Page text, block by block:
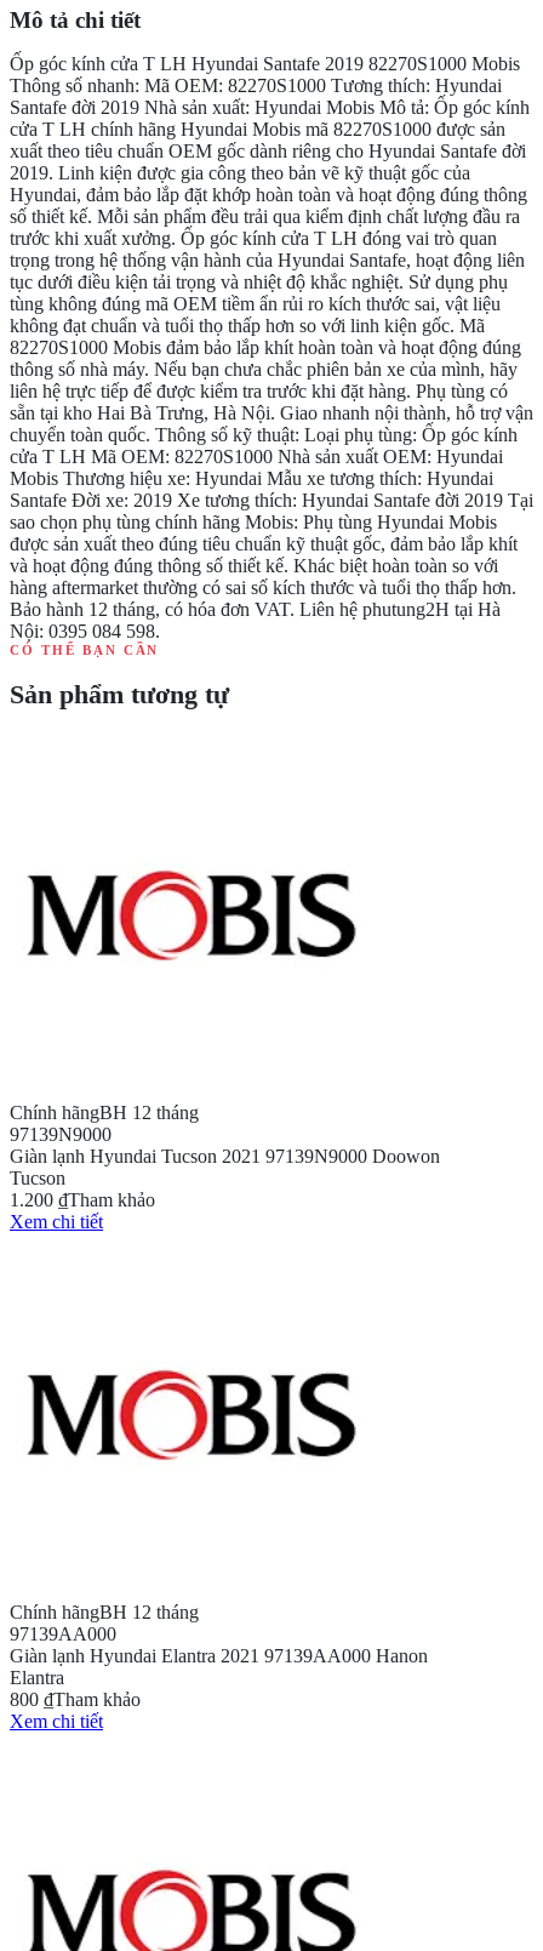
Mô tả chi tiết
Ốp góc kính cửa T LH Hyundai Santafe 2019 82270S1000 Mobis
Thông số nhanh: Mã OEM: 82270S1000 Tương thích: Hyundai
Santafe đời 2019 Nhà sản xuất: Hyundai Mobis Mô tả: Ốp góc kính
cửa T LH chính hãng Hyundai Mobis mã 82270S1000 được sản
xuất theo tiêu chuẩn OEM gốc dành riêng cho Hyundai Santafe đời
2019. Linh kiện được gia công theo bản vẽ kỹ thuật gốc của
Hyundai, đảm bảo lắp đặt khớp hoàn toàn và hoạt động đúng thông
số thiết kế. Mỗi sản phẩm đều trải qua kiểm định chất lượng đầu ra
trước khi xuất xưởng. Ốp góc kính cửa T LH đóng vai trò quan
trọng trong hệ thống vận hành của Hyundai Santafe, hoạt động liên
tục dưới điều kiện tải trọng và nhiệt độ khắc nghiệt. Sử dụng phụ
tùng không đúng mã OEM tiềm ẩn rủi ro kích thước sai, vật liệu
không đạt chuẩn và tuổi thọ thấp hơn so với linh kiện gốc. Mã
82270S1000 Mobis đảm bảo lắp khít hoàn toàn và hoạt động đúng
thông số nhà máy. Nếu bạn chưa chắc phiên bản xe của mình, hãy
liên hệ trực tiếp để được kiểm tra trước khi đặt hàng. Phụ tùng có
sẵn tại kho Hai Bà Trưng, Hà Nội. Giao nhanh nội thành, hỗ trợ vận
chuyển toàn quốc. Thông số kỹ thuật: Loại phụ tùng: Ốp góc kính
cửa T LH Mã OEM: 82270S1000 Nhà sản xuất OEM: Hyundai
Mobis Thương hiệu xe: Hyundai Mẫu xe tương thích: Hyundai
Santafe Đời xe: 2019 Xe tương thích: Hyundai Santafe đời 2019 Tại
sao chọn phụ tùng chính hãng Mobis: Phụ tùng Hyundai Mobis
được sản xuất theo đúng tiêu chuẩn kỹ thuật gốc, đảm bảo lắp khít
và hoạt động đúng thông số thiết kế. Khác biệt hoàn toàn so với
hàng aftermarket thường có sai số kích thước và tuổi thọ thấp hơn.
Bảo hành 12 tháng, có hóa đơn VAT. Liên hệ phutung2H tại Hà
Nội: 0395 084 598.
CÓ THỂ BẠN CẦN
Sản phẩm tương tự
Chính hãngBH 12 tháng
97139N9000
Giàn lạnh Hyundai Tucson 2021 97139N9000 Doowon
Tucson
1.200 ₫Tham khảo
Xem chi tiết
Chính hãngBH 12 tháng
97139AA000
Giàn lạnh Hyundai Elantra 2021 97139AA000 Hanon
Elantra
800 ₫Tham khảo
Xem chi tiết